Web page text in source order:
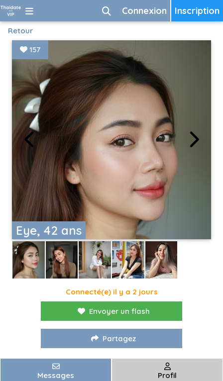
Inscription
Connexion
Retour
Eye, 42 ans
157
Connecté(e) il y a 2 jours
Envoyer un flash
Partagez
Messages Profil